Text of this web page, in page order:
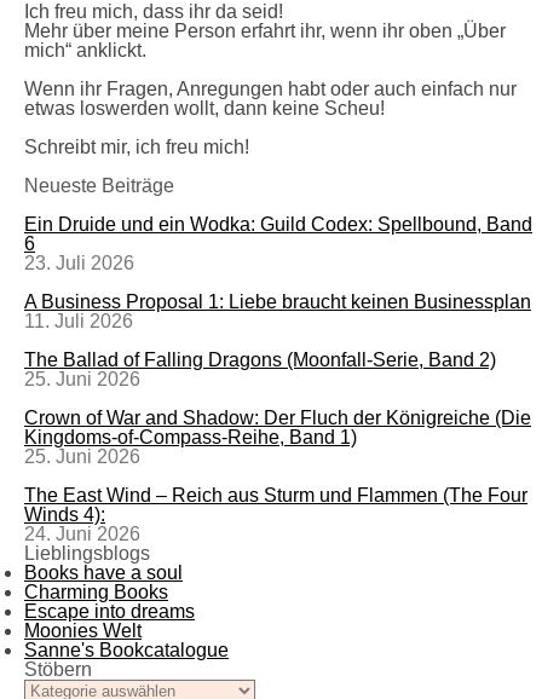
Ich freu mich, dass ihr da seid!
Mehr über meine Person erfahrt ihr, wenn ihr oben „Über
mich“ anklickt.
Wenn ihr Fragen, Anregungen habt oder auch einfach nur
etwas loswerden wollt, dann keine Scheu!
Schreibt mir, ich freu mich!
Neueste Beiträge
Ein Druide und ein Wodka: Guild Codex: Spellbound, Band
6
23. Juli 2026
A Business Proposal 1: Liebe braucht keinen Businessplan
11. Juli 2026
The Ballad of Falling Dragons (Moonfall-Serie, Band 2)
25. Juni 2026
Crown of War and Shadow: Der Fluch der Königreiche (Die
Kingdoms-of-Compass-Reihe, Band 1)
25. Juni 2026
The East Wind – Reich aus Sturm und Flammen (The Four
Winds 4):
24. Juni 2026
Lieblingsblogs
Books have a soul
Charming Books
Escape into dreams
Moonies Welt
Sanne's Bookcatalogue
Stöbern
Stöbern